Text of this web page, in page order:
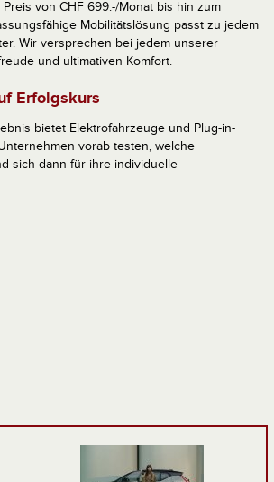
von CHF 699.-/Monat bis hin zum
Mobilitätslösung passt zu jedem
Wir versprechen bei jedem unserer
und ultimativen Komfort.
Erfolgskurs
bietet Elektrofahrzeuge und Plug-in-
vorab testen, welche
sich dann für ihre individuelle